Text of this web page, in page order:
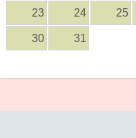
23 24 25
30 31